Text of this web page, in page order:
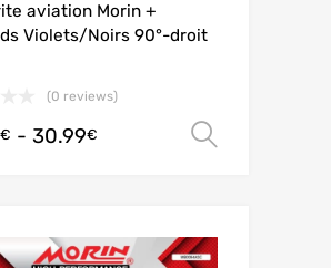
aviation Morin +
Violets/Noirs 90°-droit
(0 reviews)
€ - 30.99€